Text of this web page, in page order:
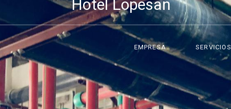
EMPRESA SERVICIOS
Hotel Lopesan